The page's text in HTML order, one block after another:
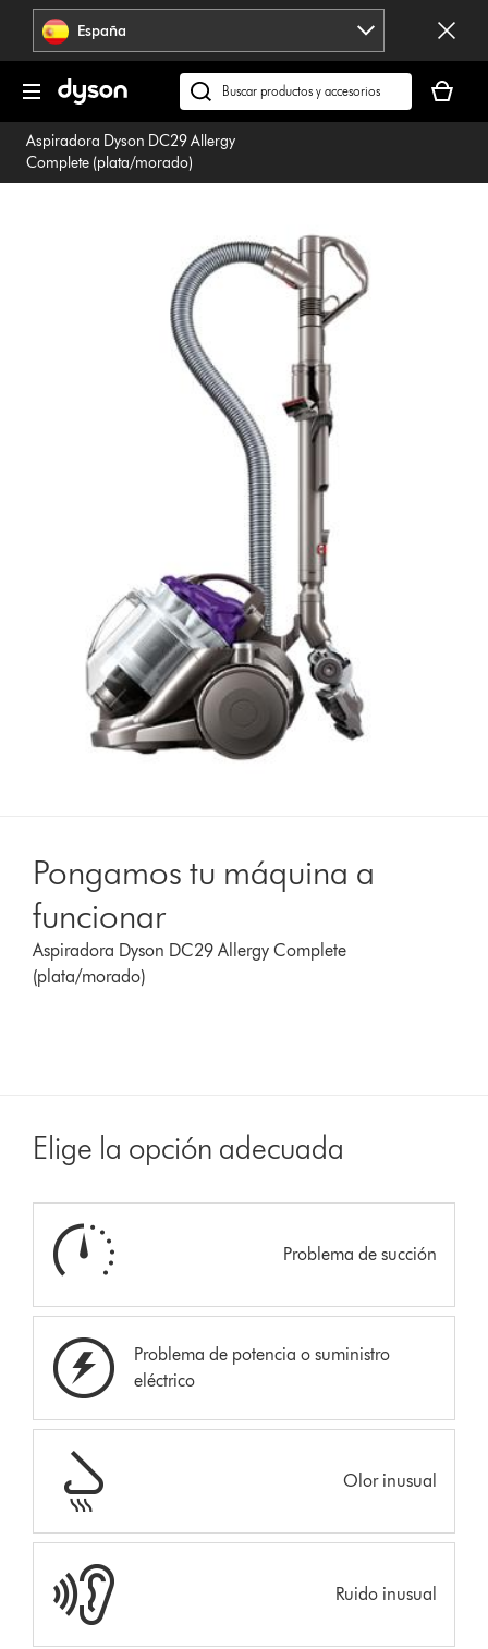
Omitir
navegación España
Buscar
en
dyson.es
cesta
está
Aspiradora Dyson DC29 Allergy
Complete (plata/morado)
Pongamos tu máquina a
funcionar
Aspiradora Dyson DC29 Allergy Complete
(plata/morado)
Elige la opción adecuada
Problema de succión
Problema de potencia o suministro
eléctrico
Olor inusual
Ruido inusual